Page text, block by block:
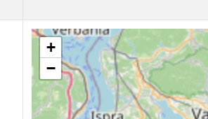
+
−